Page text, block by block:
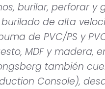
burilar, perforar y
de alta
de PVC/PS y
MDF y madera,
también
Console),